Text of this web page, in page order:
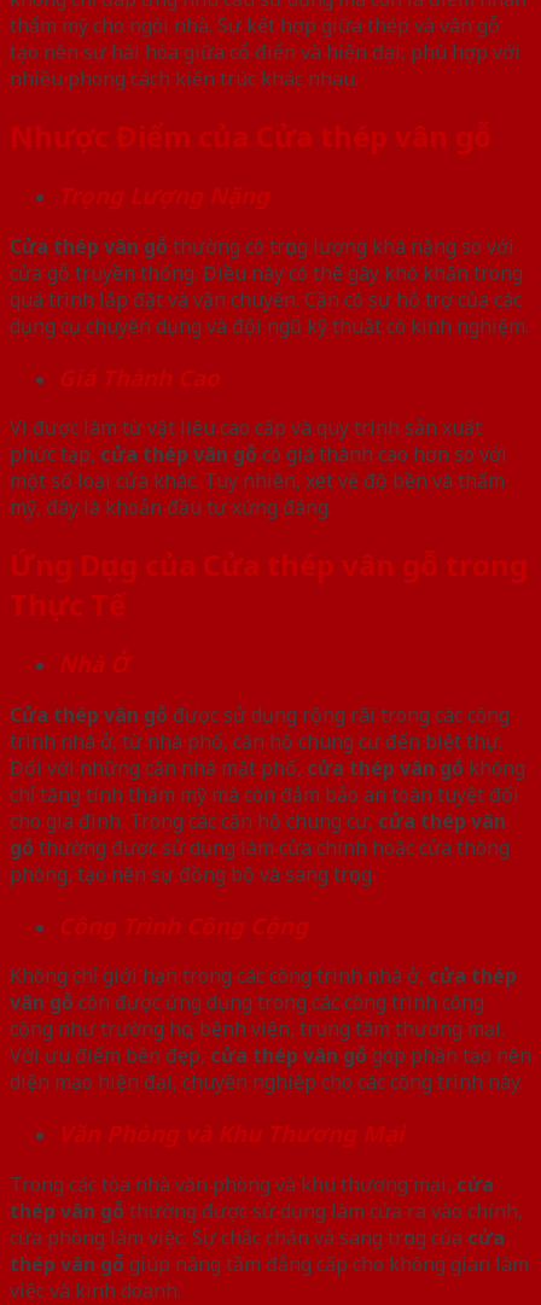
thẩm mỹ cho ngôi nhà. Sự kết hợp giữa thép và vân gỗ
tạo nên sự hài hòa giữa cổ điển và hiện đại, phù hợp với
nhiều phong cách kiến trúc khác nhau.
Nhược Điểm của Cửa thép vân gỗ
Trọng Lượng Nặng
Cửa thép vân gỗ thường có trọng lượng khá nặng so với
cửa gỗ truyền thống. Điều này có thể gây khó khăn trong
quá trình lắp đặt và vận chuyển. Cần có sự hỗ trợ của các
dụng cụ chuyên dụng và đội ngũ kỹ thuật có kinh nghiệm.
Giá Thành Cao
Vì được làm từ vật liệu cao cấp và quy trình sản xuất
phức tạp, cửa thép vân gỗ có giá thành cao hơn so với
một số loại cửa khác. Tuy nhiên, xét về độ bền và thẩm
mỹ, đây là khoản đầu tư xứng đáng.
Ứng Dụng của Cửa thép vân gỗ trong
Thực Tế
Nhà Ở
Cửa thép vân gỗ được sử dụng rộng rãi trong các công
trình nhà ở, từ nhà phố, căn hộ chung cư đến biệt thự.
Đối với những căn nhà mặt phố, cửa thép vân gỗ không
chỉ tăng tính thẩm mỹ mà còn đảm bảo an toàn tuyệt đối
cho gia đình. Trong các căn hộ chung cư, cửa thép vân
gỗ thường được sử dụng làm cửa chính hoặc cửa thông
phòng, tạo nên sự đồng bộ và sang trọng.
Công Trình Công Cộng
Không chỉ giới hạn trong các công trình nhà ở, cửa thép
vân gỗ còn được ứng dụng trong các công trình công
cộng như trường học, bệnh viện, trung tâm thương mại.
Với ưu điểm bền đẹp, cửa thép vân gỗ góp phần tạo nên
diện mạo hiện đại, chuyên nghiệp cho các công trình này.
Văn Phòng và Khu Thương Mại
Trong các tòa nhà văn phòng và khu thương mại, cửa
thép vân gỗ thường được sử dụng làm cửa ra vào chính,
cửa phòng làm việc. Sự chắc chắn và sang trọng của cửa
thép vân gỗ giúp nâng tầm đẳng cấp cho không gian làm
việc và kinh doanh.